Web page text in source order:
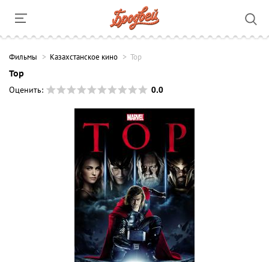
Фильмы Казахстанское кино Тор
Тор
Оценить:
0.0